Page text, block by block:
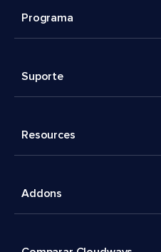
Programa
Suporte
Resources
Addons